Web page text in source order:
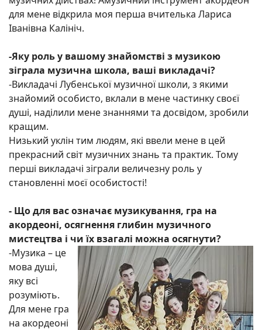
для мене відкрила моя перша вчителька Лариса
Іванівна Калініч.
-Яку роль у вашому знайомстві з музикою
зіграла музична школа, ваші викладачі?
-Викладачі Лубенської музичної школи, з якими
знайомий особисто, вклали в мене частинку своєї
душі, наділили мене знаннями та досвідом, зробили
кращим.
Низький уклін тим людям, які ввели мене в цей
прекрасний світ музичних знань та практик. Тому
перші викладачі зіграли величезну роль у
становленні моєї особистості!
- Що для вас означає музикування, гра на
акордеоні, осягнення глибин музичного
мистецтва і чи їх взагалі можна осягнути?
-Музика – це
мова душі,
яку всі
розуміють.
Для мене гра
на акордеоні